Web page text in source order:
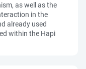
as well as the
in the
already used
within the Hapi